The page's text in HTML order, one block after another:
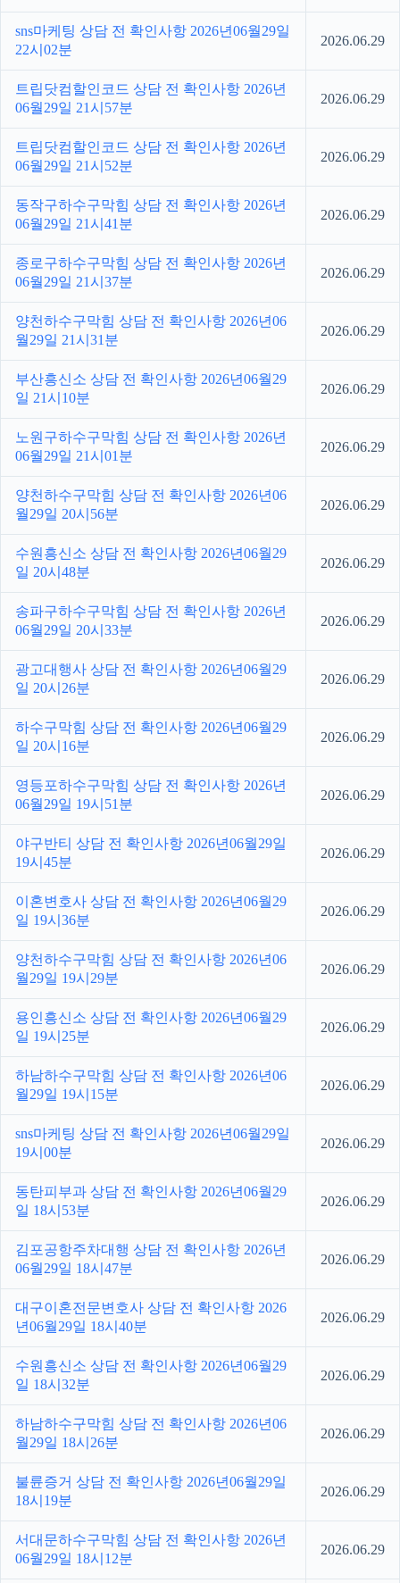
sns마케팅 상담 전 확인사항 2026년06월29일
22시02분
2026.06.29
트립닷컴할인코드 상담 전 확인사항 2026년
06월29일 21시57분
2026.06.29
트립닷컴할인코드 상담 전 확인사항 2026년
06월29일 21시52분
2026.06.29
동작구하수구막힘 상담 전 확인사항 2026년
06월29일 21시41분
2026.06.29
종로구하수구막힘 상담 전 확인사항 2026년
06월29일 21시37분
2026.06.29
양천하수구막힘 상담 전 확인사항 2026년06
월29일 21시31분
2026.06.29
부산흥신소 상담 전 확인사항 2026년06월29
일 21시10분
2026.06.29
노원구하수구막힘 상담 전 확인사항 2026년
06월29일 21시01분
2026.06.29
양천하수구막힘 상담 전 확인사항 2026년06
월29일 20시56분
2026.06.29
수원흥신소 상담 전 확인사항 2026년06월29
일 20시48분
2026.06.29
송파구하수구막힘 상담 전 확인사항 2026년
06월29일 20시33분
2026.06.29
광고대행사 상담 전 확인사항 2026년06월29
일 20시26분
2026.06.29
하수구막힘 상담 전 확인사항 2026년06월29
일 20시16분
2026.06.29
영등포하수구막힘 상담 전 확인사항 2026년
06월29일 19시51분
2026.06.29
야구반티 상담 전 확인사항 2026년06월29일
19시45분
2026.06.29
이혼변호사 상담 전 확인사항 2026년06월29
일 19시36분
2026.06.29
양천하수구막힘 상담 전 확인사항 2026년06
월29일 19시29분
2026.06.29
용인흥신소 상담 전 확인사항 2026년06월29
일 19시25분
2026.06.29
하남하수구막힘 상담 전 확인사항 2026년06
월29일 19시15분
2026.06.29
sns마케팅 상담 전 확인사항 2026년06월29일
19시00분
2026.06.29
동탄피부과 상담 전 확인사항 2026년06월29
일 18시53분
2026.06.29
김포공항주차대행 상담 전 확인사항 2026년
06월29일 18시47분
2026.06.29
대구이혼전문변호사 상담 전 확인사항 2026
년06월29일 18시40분
2026.06.29
수원흥신소 상담 전 확인사항 2026년06월29
일 18시32분
2026.06.29
하남하수구막힘 상담 전 확인사항 2026년06
월29일 18시26분
2026.06.29
불륜증거 상담 전 확인사항 2026년06월29일
18시19분
2026.06.29
서대문하수구막힘 상담 전 확인사항 2026년
06월29일 18시12분
2026.06.29